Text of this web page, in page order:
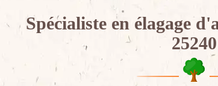
Spécialiste en élagage
25240